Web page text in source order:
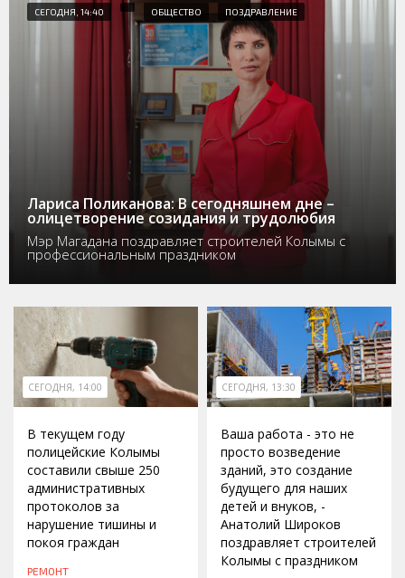
СЕГОДНЯ, 14:40 ОБЩЕСТВО ПОЗДРАВЛЕНИЕ
Лариса Поликанова: В сегодняшнем дне –
олицетворение созидания и трудолюбия
Мэр Магадана поздравляет строителей Колымы с
профессиональным праздником
СЕГОДНЯ, 14:00
В текущем году
полицейские Колымы
составили свыше 250
административных
протоколов за
нарушение тишины и
покоя граждан
РЕМОНТ
СЕГОДНЯ, 13:30
Ваша работа - это не
просто возведение
зданий, это создание
будущего для наших
детей и внуков, -
Анатолий Широков
поздравляет строителей
Колымы с праздником